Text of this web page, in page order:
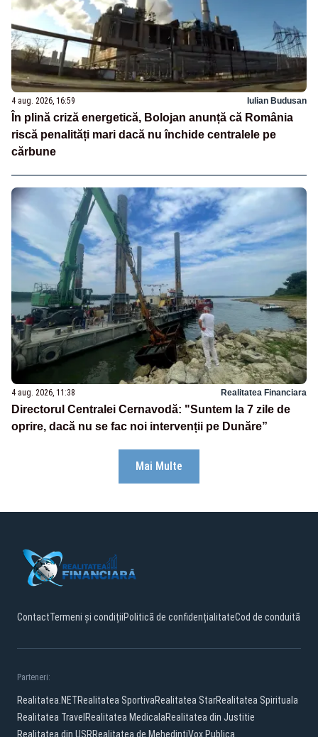
4 aug. 2026, 16:59 Iulian Budusan
În plină criză energetică, Bolojan anunță că România
riscă penalități mari dacă nu închide centralele pe
cărbune
4 aug. 2026, 11:38 Realitatea Financiara
Directorul Centralei Cernavodă: "Suntem la 7 zile de
oprire, dacă nu se fac noi intervenții pe Dunăre”
Mai Multe
ContactTermeni și condițiiPolitică de confidențialitateCod de conduită
Parteneri:
Realitatea.NETRealitatea SportivaRealitatea StarRealitatea Spirituala
Realitatea Travel Realitatea MedicalaRealitatea din Justitie
Realitatea din USRRealitatea de MehedintiVox Publica